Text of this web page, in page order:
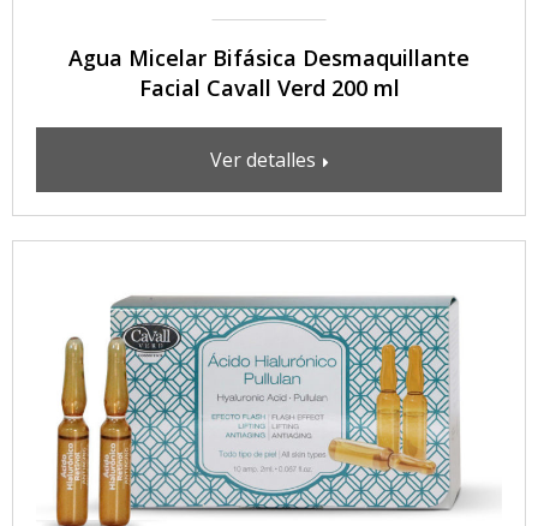
Agua Micelar Bifásica Desmaquillante
Facial Cavall Verd 200 ml
Ver detalles